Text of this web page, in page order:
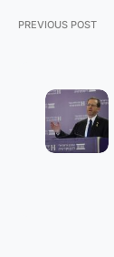
PREVIOUS POST